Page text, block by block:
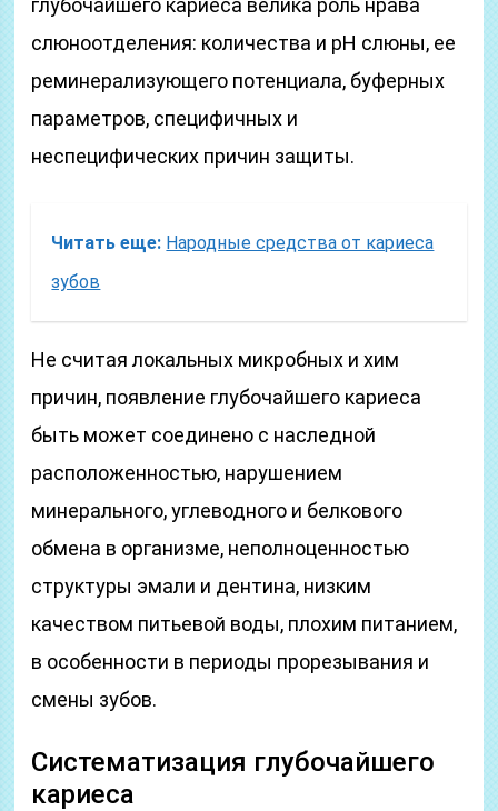
глубочайшего кариеса велика роль нрава
слюноотделения: количества и pH слюны, ее
реминерализующего потенциала, буферных
параметров, специфичных и
неспецифических причин защиты.
Читать еще: Народные средства от кариеса
зубов
Не считая локальных микробных и хим
причин, появление глубочайшего кариеса
быть может соединено с наследной
расположенностью, нарушением
минерального, углеводного и белкового
обмена в организме, неполноценностью
структуры эмали и дентина, низким
качеством питьевой воды, плохим питанием,
в особенности в периоды прорезывания и
смены зубов.
Систематизация глубочайшего
кариеса